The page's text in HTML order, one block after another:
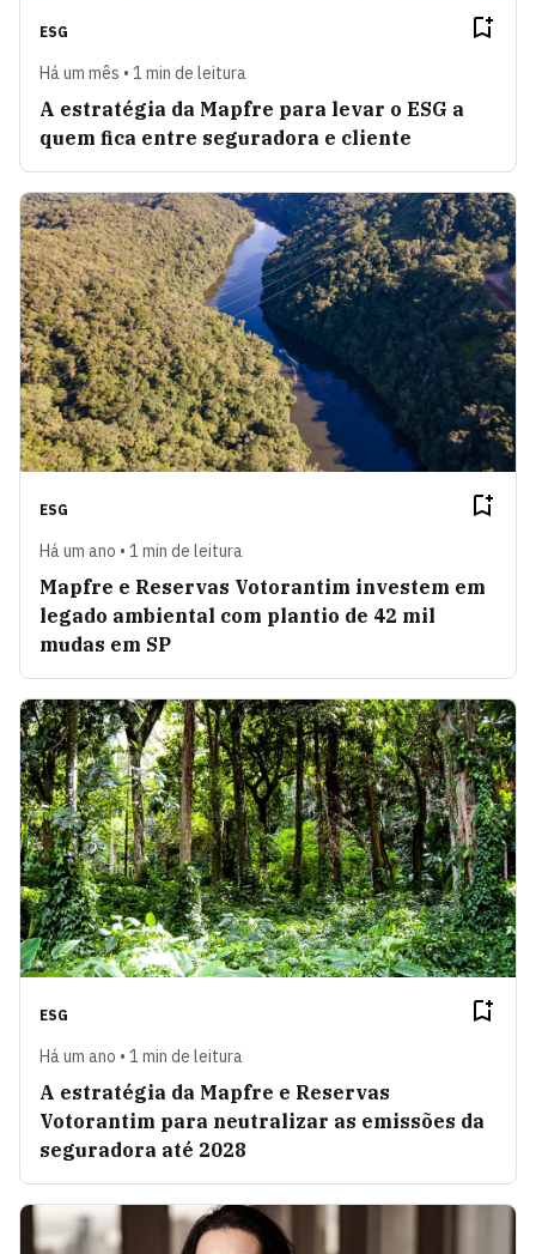
ESG
Há um mês • 1 min de leitura
A estratégia da Mapfre para levar o ESG a
quem fica entre seguradora e cliente
ESG
Há um ano • 1 min de leitura
Mapfre e Reservas Votorantim investem em
legado ambiental com plantio de 42 mil
mudas em SP
ESG
Há um ano • 1 min de leitura
A estratégia da Mapfre e Reservas
Votorantim para neutralizar as emissões da
seguradora até 2028